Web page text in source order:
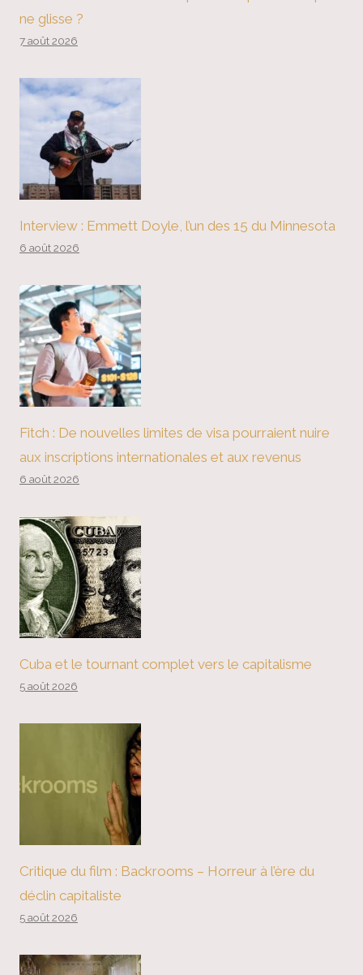
ne glisse ?
7 août 2026
Interview : Emmett Doyle, l’un des 15 du Minnesota
6 août 2026
Fitch : De nouvelles limites de visa pourraient nuire
aux inscriptions internationales et aux revenus
6 août 2026
Cuba et le tournant complet vers le capitalisme
5 août 2026
Critique du film : Backrooms – Horreur à l’ère du
déclin capitaliste
5 août 2026